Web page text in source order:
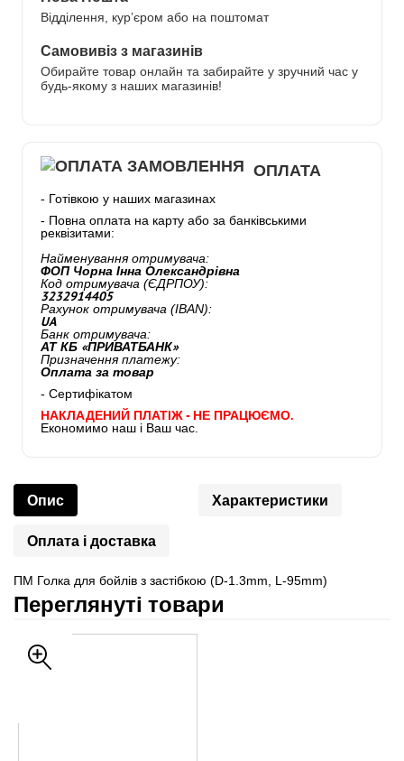
Відділення, кур’єром або на поштомат
Самовивіз з магазинів
Обирайте товар онлайн та забирайте у зручний час у
будь-якому з наших магазинів!
ОПЛАТА
- Готівкою у наших магазинах
- Повна оплата на карту або за банківськими
реквізитами:
Найменування отримувача:
ФОП Чорна Інна Олександрівна
Код отримувача (ЄДРПОУ):
3232914405
Рахунок отримувача (IBAN):
UA
Банк отримувача:
АТ КБ «ПРИВАТБАНК»
Призначення платежу:
Оплата за товар
- Сертифікатом
НАКЛАДЕНИЙ ПЛАТІЖ - НЕ ПРАЦЮЄМО.
Економимо наш і Ваш час.
Опис Характеристики
Оплата і доставка
ПМ Голка для бойлів з застібкою (D-1.3mm, L-95mm)
Переглянуті товари